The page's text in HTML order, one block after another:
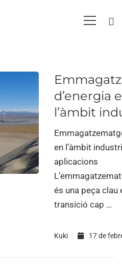
d’energia
l’àmbit
en l’àmbit
aplicacions
és una peça clau
transició cap …
Kuki 17 de